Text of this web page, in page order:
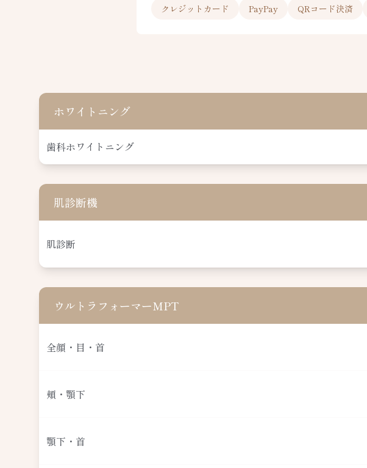
クレジットカード PayPay QRコード決済
ホワイトニング
歯科ホワイトニング
肌診断機
肌診断
ウルトラフォーマーMPT
全顔・目・首
頬・顎下
顎下・首